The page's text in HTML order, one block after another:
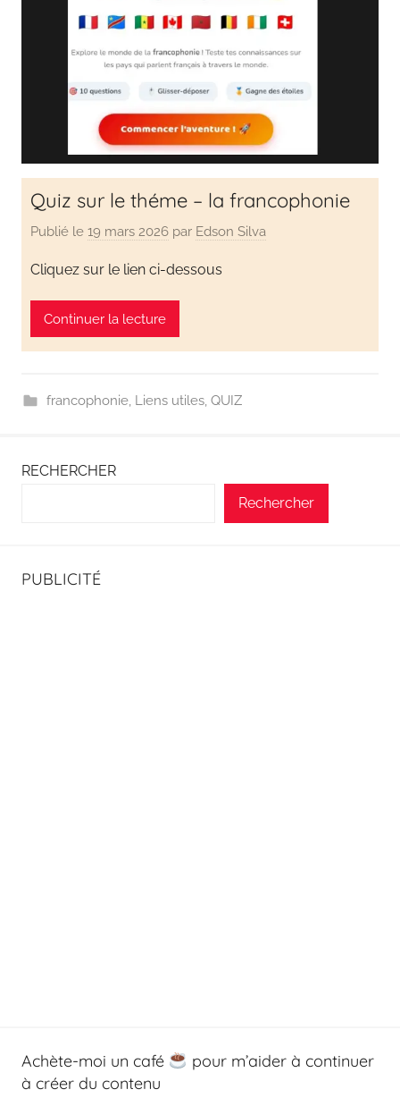
s'amusant
Quiz sur le théme – la francophonie
Publié le 19 mars 2026 par Edson Silva
Cliquez sur le lien ci-dessous
Continuer la lecture
francophonie, Liens utiles, QUIZ
RECHERCHER
Rechercher
PUBLICITÉ
Achète-moi un café
pour m’aider à continuer
à créer du contenu